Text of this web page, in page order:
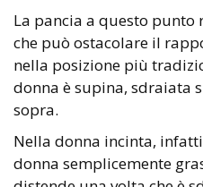
La pancia a questo
che può ostacolare il
nella posizione più
donna è supina, sdraiata
sopra.
Nella donna incinta,
donna semplicemente